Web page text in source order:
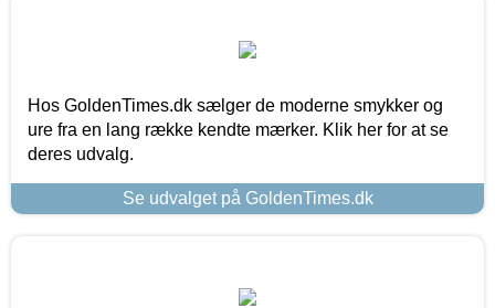
Hos GoldenTimes.dk sælger de moderne smykker og
ure fra en lang række kendte mærker. Klik her for at se
deres udvalg.
Se udvalget på GoldenTimes.dk